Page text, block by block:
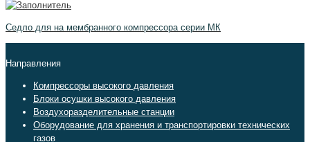
Седло для на мембранного компрессора серии МК
Направления
Компрессоры высокого давления
Блоки осушки высокого давления
Воздухоразделительные станции
Оборудование для хранения и транспортировки технических
газов